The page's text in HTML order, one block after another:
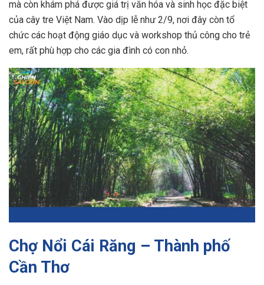
mà còn khám phá được giá trị văn hóa và sinh học đặc biệt
của cây tre Việt Nam. Vào dịp lễ như 2/9, nơi đây còn tổ
chức các hoạt động giáo dục và workshop thủ công cho trẻ
em, rất phù hợp cho các gia đình có con nhỏ.
Chợ Nổi Cái Răng – Thành phố
Cần Thơ